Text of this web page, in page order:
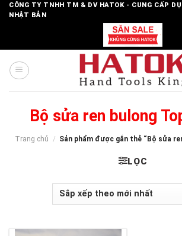
SkipCÔNG TY TNHH TM & DV HATOK - CUNG CẤP
NHẬT BẢN
Bộ sửa ren bulong
Trang chủ / Sản phẩm được gắn thẻ “Bộ sửa
LỌC